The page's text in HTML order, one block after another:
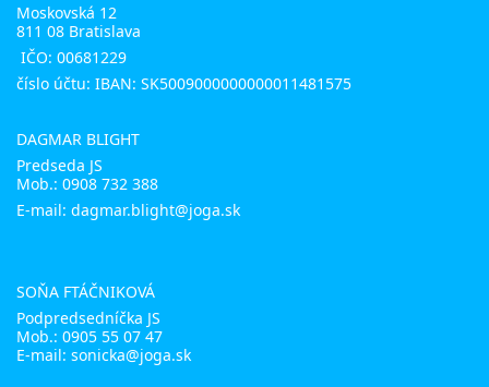
Moskovská 12
811 08 Bratislava
IČO: 00681229
číslo účtu: IBAN: SK5009000000000011481575
DAGMAR BLIGHT
Predseda JS
Mob.: 0908 732 388
E-mail: dagmar.blight@joga.sk
SOŇA FTÁČNIKOVÁ
Podpredsedníčka JS
Mob.: 0905 55 07 47
E-mail: sonicka@joga.sk